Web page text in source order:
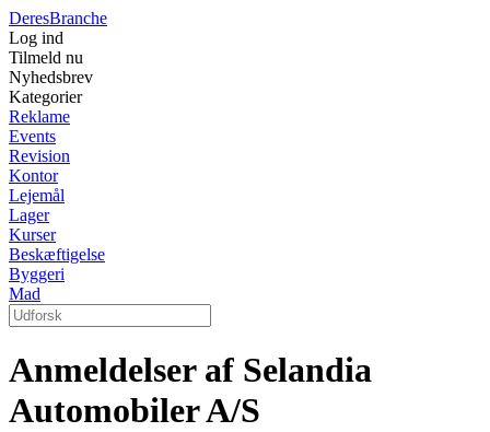
DeresBranche
Log ind
Tilmeld nu
Nyhedsbrev
Kategorier
Reklame
Events
Revision
Kontor
Lejemål
Lager
Kurser
Beskæftigelse
Byggeri
Mad
Anmeldelser af Selandia
Automobiler A/S